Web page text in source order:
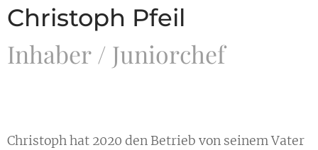
Christoph Pfeil
Inhaber / Juniorchef
Christoph hat 2020 den Betrieb von seinem Vater